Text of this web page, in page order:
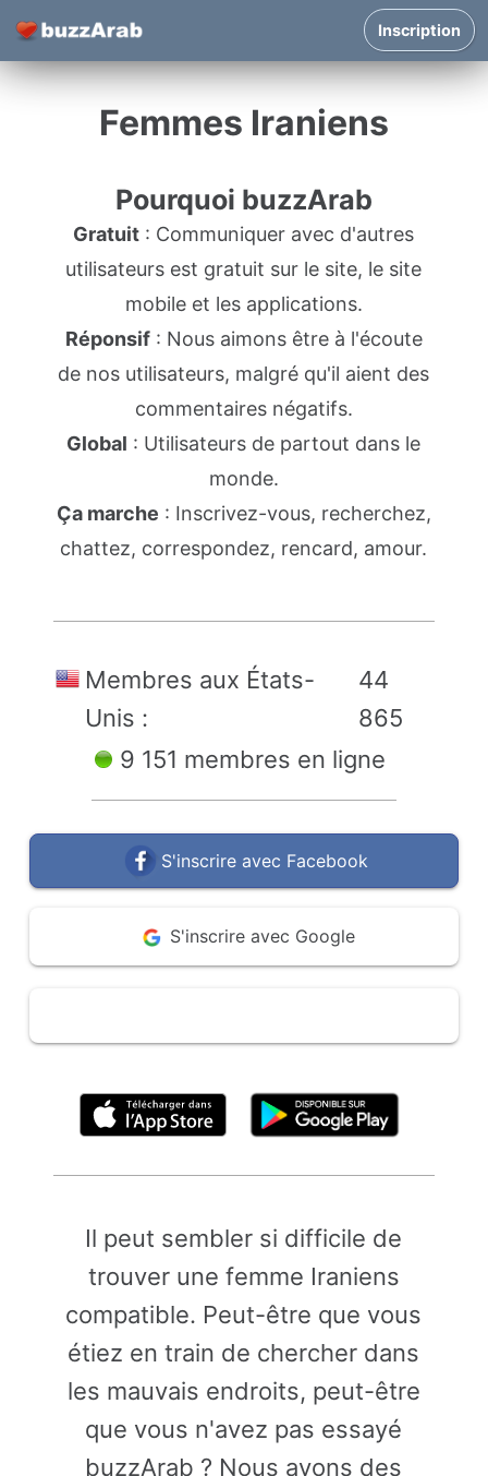
Inscription
Femmes Iraniens
Pourquoi buzzArab
Gratuit : Communiquer avec d'autres
utilisateurs est gratuit sur le site, le site
mobile et les applications.
Réponsif: Nous aimons être à l'écoute
de nos utilisateurs, malgré qu'il aient des
commentaires négatifs.
Global : Utilisateurs de partout dans le
monde.
Ça marche : Inscrivez-vous, recherchez,
chattez, correspondez, rencard, amour.
Membres aux États-
Unis :
44
865
9 151 membres en ligne
S'inscrire avec Facebook
S'inscrire avec Google
Il peut sembler si difficile de
trouver une femme Iraniens
compatible. Peut-être que vous
étiez en train de chercher dans
les mauvais endroits, peut-être
que vous n'avez pas essayé
buzzArab ? Nous avons des